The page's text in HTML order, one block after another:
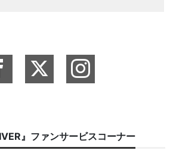
』ファンサービスコーナー